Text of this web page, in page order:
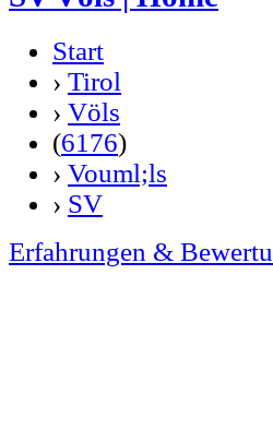
Start
› Tirol
› Völs
(6176)
› Vouml;ls
› SV
Erfahrungen &